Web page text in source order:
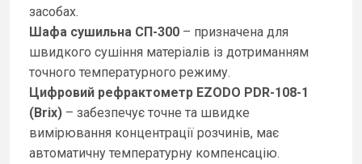
засобах.
Шафа сушильна СП-300 – призначена для
швидкого сушіння матеріалів із дотриманням
точного температурного режиму.
Цифровий рефрактометр EZODO PDR-108-1
(Brix) – забезпечує точне та швидке
вимірювання концентрації розчинів, має
автоматичну температурну компенсацію.